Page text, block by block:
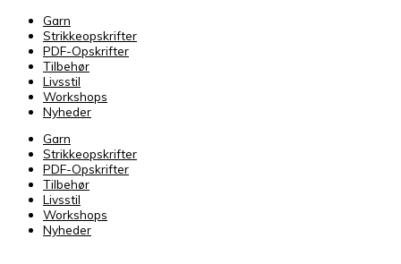
Garn
Strikkeopskrifter
PDF-Opskrifter
Tilbehør
Livsstil
Workshops
Nyheder
Garn
Strikkeopskrifter
PDF-Opskrifter
Tilbehør
Livsstil
Workshops
Nyheder
Double
Sunday
Matcha
9564
antal